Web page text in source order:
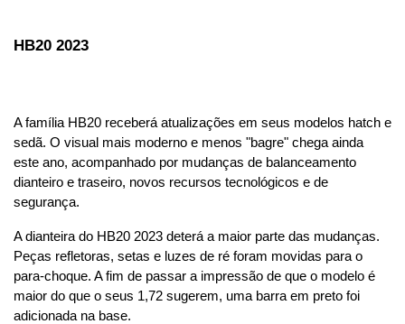
HB20 2023
A família HB20 receberá atualizações em seus modelos hatch e
sedã. O visual mais moderno e menos "bagre" chega ainda
este ano, acompanhado por mudanças de balanceamento
dianteiro e traseiro, novos recursos tecnológicos e de
segurança.
A dianteira do HB20 2023 deterá a maior parte das mudanças.
Peças refletoras, setas e luzes de ré foram movidas para o
para-choque. A fim de passar a impressão de que o modelo é
maior do que o seus 1,72 sugerem, uma barra em preto foi
adicionada na base.